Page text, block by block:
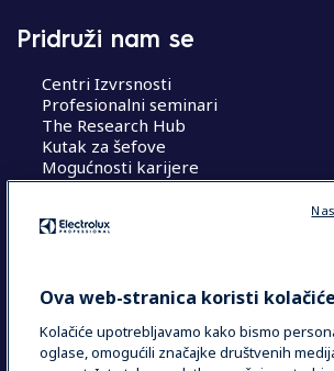
Pridruži nam se
Centri Izvrsnosti
Profesionalni seminari
The Research Hub
Kutak za šefove
Mogućnosti karijere
COUNTRY AND LANGUAGE
Ova web-stranica koristi kolačiće
Kolačiće upotrebljavamo kako bismo
oglase, omogućili značajke društvenih